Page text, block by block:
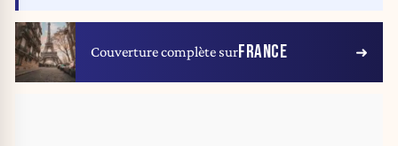
Couverture complète surFRANCE